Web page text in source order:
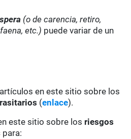
(o de carencia, retiro,
etc.) puede variar de un
en este sitio sobre los
(enlace).
este sitio sobre los riesgos
para: